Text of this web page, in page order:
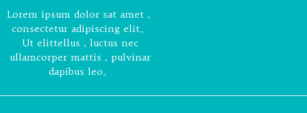
Lorem ipsum dolor sat amet，
consectetur adipiscing elit。
Ut elittellus，luctus nec
ullamcorper mattis，pulvinar
dapibus leo。